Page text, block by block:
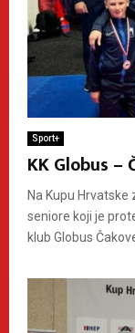
Sport+
KK Globus
Na Kupu
seniore koji je
klub Globus